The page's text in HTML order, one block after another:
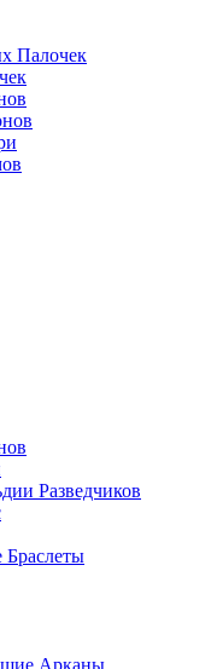
Палочек
Разведчиков
Браслеты
Арканы